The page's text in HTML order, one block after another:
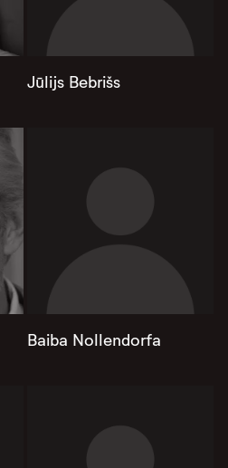
Jūlijs Bebrišs
Baiba Nollendorfa